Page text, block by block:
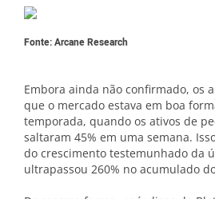
Fonte: Arcane Research
Embora ainda não confirmado, os
que o mercado estava em boa
temporada, quando os ativos de
saltaram 45% em uma semana.
do crescimento testemunhado da
ultrapassou 260% no acumulado